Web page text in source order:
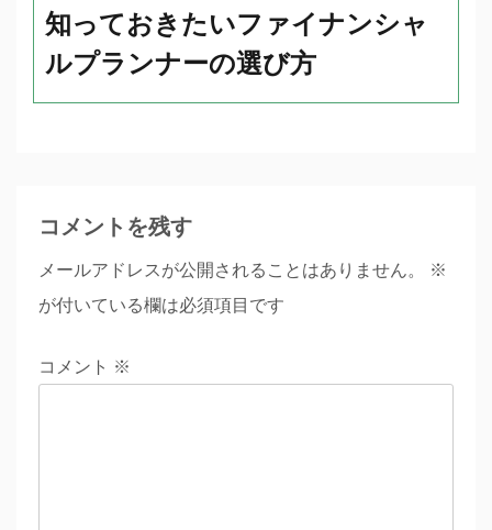
知っておきたいファイナンシャ
ルプランナーの選び方
コメントを残す
メールアドレスが公開されることはありません。
※
が付いている欄は必須項目です
コメント ※